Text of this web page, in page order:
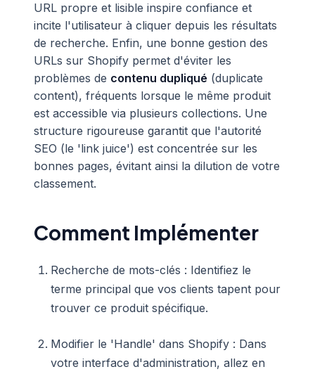
URL propre et lisible inspire confiance et
incite l'utilisateur à cliquer depuis les résultats
de recherche. Enfin, une bonne gestion des
URLs sur Shopify permet d'éviter les
problèmes de contenu dupliqué (duplicate
content), fréquents lorsque le même produit
est accessible via plusieurs collections. Une
structure rigoureuse garantit que l'autorité
SEO (le 'link juice') est concentrée sur les
bonnes pages, évitant ainsi la dilution de votre
classement.
Comment Implémenter
Recherche de mots-clés : Identifiez le
terme principal que vos clients tapent pour
trouver ce produit spécifique.
Modifier le 'Handle' dans Shopify : Dans
votre interface d'administration, allez en